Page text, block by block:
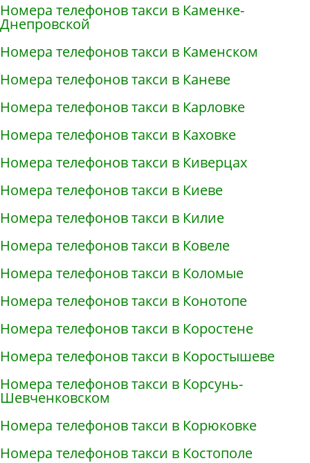
Номера телефонов такси в Каменке-
Днепровской
Номера телефонов такси в Каменском
Номера телефонов такси в Каневе
Номера телефонов такси в Карловке
Номера телефонов такси в Каховке
Номера телефонов такси в Киверцах
Номера телефонов такси в Киеве
Номера телефонов такси в Килие
Номера телефонов такси в Ковеле
Номера телефонов такси в Коломые
Номера телефонов такси в Конотопе
Номера телефонов такси в Коростене
Номера телефонов такси в Коростышеве
Номера телефонов такси в Корсунь-
Шевченковском
Номера телефонов такси в Корюковке
Номера телефонов такси в Костополе